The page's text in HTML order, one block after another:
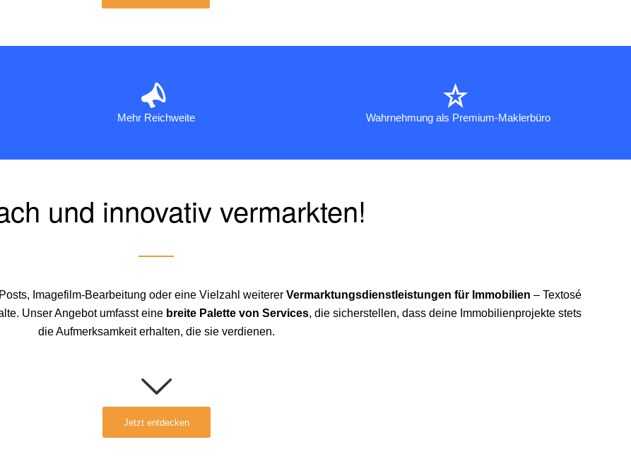
Mehr Reichweite Wahrnehmung als Premium-Maklerbüro
und innovativ vermarkten!
Imagefilm-Bearbeitung oder eine Vielzahl weiterer Vermarktungsdienstleistungen für Immobilien – Textosé
Unser Angebot umfasst eine breite Palette von Services, die sicherstellen, dass deine Immobilienprojekte stets
die Aufmerksamkeit erhalten, die sie verdienen.
Jetzt entdecken